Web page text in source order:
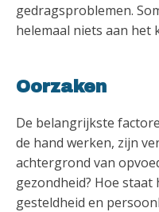
gedragsproblemen.
helemaal niets aan het
Oorzaken
De belangrijkste
de hand werken, zijn
achtergrond van
gezondheid? Hoe
gesteldheid en